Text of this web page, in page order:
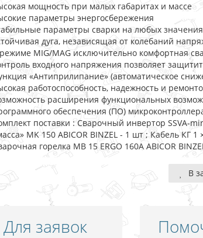
мощность при малых габаритах и массе
параметры энергосбережения
параметры сварки на любых
дуга, независящая от колебаний
MIG/MAG исключительно комфортная
входного напряжения позволяет
«Антиприлипание» (автоматическое
работоспособность, надежность и
расширения функциональных
обеспечения (ПО)
поставки : Сварочный инвертор SSVA-
MK 150 ABICOR BINZEL - 1 шт ; Кабель КГ
горелка MB 15 ERGO 160A ABICOR
В
Для заявок